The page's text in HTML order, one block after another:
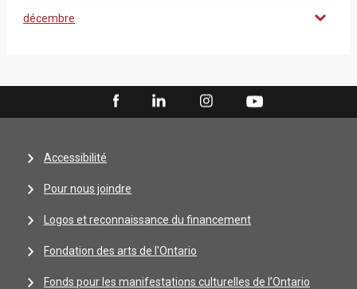
décembre
Accessibilité
Pour nous joindre
Logos et reconnaissance du financement
Fondation des arts de l'Ontario
Fonds pour les manifestations culturelles de l’Ontario